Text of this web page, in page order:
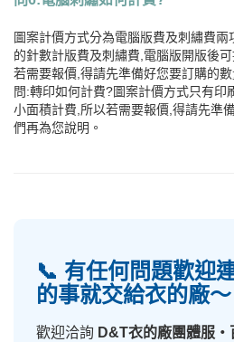
圖案計價方式分為電腦版費及刺繡費
的針數計版費及刺繡費,電腦版開版後
若需要報價,得請先準備好您要訂購的
問:轉印如何計費?圖案計價方式只有印
小面積計費,所以若需要報價,得請先準
們再為您說明。
📞 有任何問題歡迎
的事就交給衣的廠～
歡迎洽詢 D&T衣的廠團體服